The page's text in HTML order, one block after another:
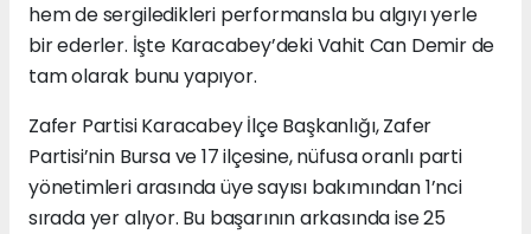
hem de sergiledikleri performansla bu algıyı yerle
bir ederler. İşte Karacabey’deki Vahit Can Demir de
tam olarak bunu yapıyor.
Zafer Partisi Karacabey İlçe Başkanlığı, Zafer
Partisi’nin Bursa ve 17 ilçesine, nüfusa oranlı parti
yönetimleri arasında üye sayısı bakımından 1’nci
sırada yer alıyor. Bu başarının arkasında ise 25